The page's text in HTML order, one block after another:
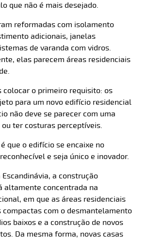
que não é mais desejado.
reformadas com isolamento
adicionais, janelas
de varanda com vidros.
elas parecem áreas residenciais
colocar o primeiro requisito: os
para um novo edifício residencial
não deve se parecer com uma
ou ter costuras perceptíveis.
que o edifício se encaixe no
e seja único e inovador.
a construção
altamente concentrada na
em que as áreas residenciais
compactas com o desmantelamento
baixos e a construção de novos
Da mesma forma, novas casas